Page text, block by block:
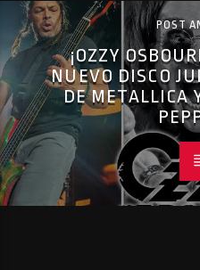
POST
¡OZZY
NUEVO DISCO
DE METALLICA